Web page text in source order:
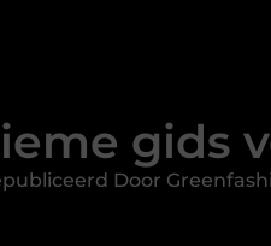
gids
Door